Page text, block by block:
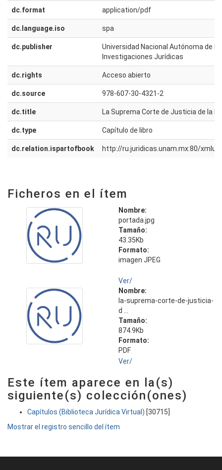
dc.format application/pdf
dc.language.iso spa
dc.publisher
Universidad Nacional Autónoma de
Investigaciones Jurídicas
dc.rights Acceso abierto
dc.source 978-607-30-4321-2
dc.title La Suprema Corte de Justicia de la
dc.type Capítulo de libro
dc.relation.ispartofbook http://ru.juridicas.unam.mx:80/
Ficheros en el ítem
Nombre:
portada.jpg
Tamaño:
43.35Kb
Formato:
imagen JPEG
Ver/
Nombre:
la-suprema-corte-de-justicia-
d ...
Tamaño:
874.9Kb
Formato:
PDF
Ver/
Este ítem aparece en la(s)
siguiente(s) colección(ones)
Capítulos (Biblioteca Jurídica Virtual) [30715]
Mostrar el registro sencillo del ítem